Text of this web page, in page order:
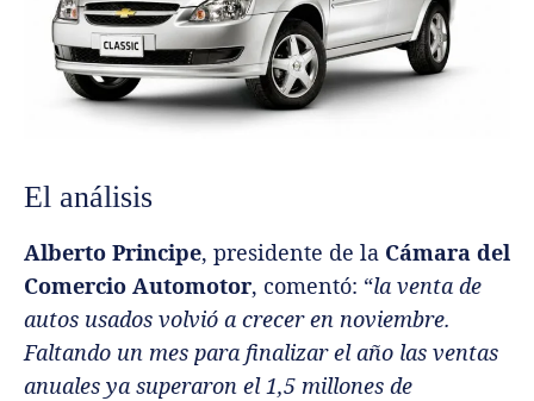
El análisis
Alberto Principe, presidente de la Cámara del
Comercio Automotor, comentó: “la venta de
autos usados volvió a crecer en noviembre.
Faltando un mes para finalizar el año las ventas
anuales ya superaron el 1,5 millones de